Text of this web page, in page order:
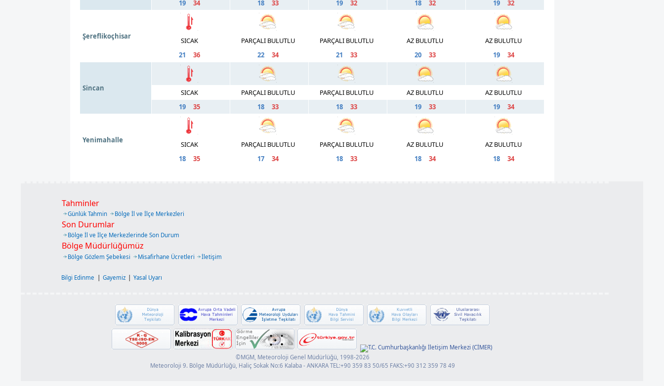
19
34 18 33 19 32 18 32 19 32
Şereflikoçhisar SICAK PARÇALI BULUTLU PARÇALI BULUTLU AZ BULUTLU
AZ BULUTLU
21
36 22 34 21 33 20 33 19 34
Sincan SICAK PARÇALI BULUTLU PARÇALI BULUTLU AZ BULUTLU
AZ BULUTLU
19
35 18 33 18 33 19 33 19 34
Yenimahalle SICAK PARÇALI BULUTLU PARÇALI BULUTLU AZ BULUTLU
AZ BULUTLU
18
35 17 34 18 33 18 34 18 34
Tahminler
Günlük Tahmin Bölge İl ve İlçe Merkezleri
Son Durumlar
Bölge İl ve İlçe Merkezlerinde Son Durum
Bölge Müdürlüğümüz
Bölge Gözlem Şebekesi Misafirhane Ücretleri İletişim
Bilgi Edinme | Gayemiz | Yasal Uyarı
©MGM, Meteoroloji Genel Müdürlüğü, 1998-2026
Meteoroloji 9. Bölge Müdürlüğü, Haliç Sokak No:6 Kalaba - ANKARA TEL:+90 359 83 50/65 FAKS:+90 312 359 78 49